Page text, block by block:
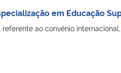
em Educação
ao convênio